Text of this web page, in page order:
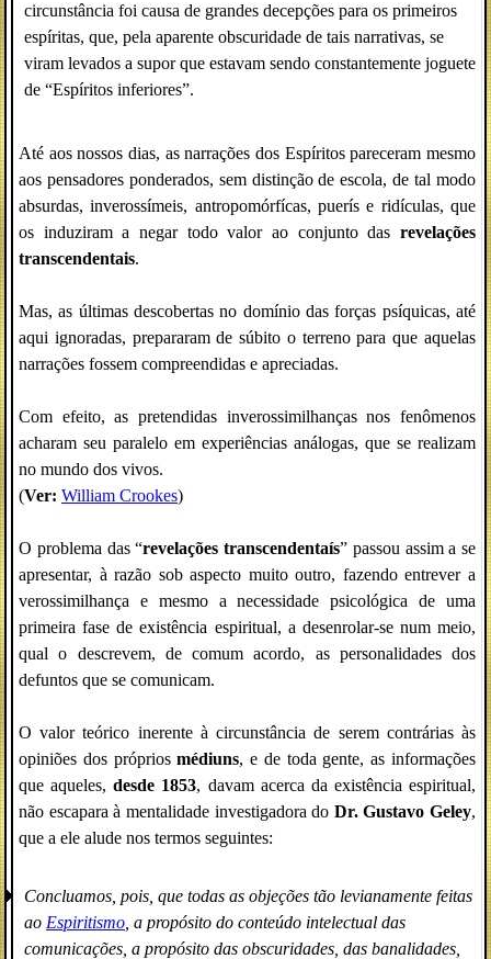
circunstância foi causa de grandes decepções para os primeiros
espíritas, que, pela aparente obscuridade de tais narrativas, se
viram levados a supor que estavam sendo constantemente joguete
de “Espíritos inferiores”.
Até aos nossos dias, as narrações dos Espíritos pareceram mesmo
aos pensadores ponderados, sem distinção de escola, de tal modo
absurdas, inverossímeis, antropomórfícas, puerís e ridículas, que
os induziram a negar todo valor ao conjunto das revelações
transcendentais.
Mas, as últimas descobertas no domínio das forças psíquicas, até
aqui ignoradas, prepararam de súbito o terreno para que aquelas
narrações fossem compreendidas e apreciadas.
Com efeito, as pretendidas inverossimilhanças nos fenômenos
acharam seu paralelo em experiências análogas, que se realizam
no mundo dos vivos.
(Ver: William Crookes)
O problema das “revelações transcendentaís” passou assim a se
apresentar, à razão sob aspecto muito outro, fazendo entrever a
verossimilhança e mesmo a necessidade psicológica de uma
primeira fase de existência espiritual, a desenrolar-se num meio,
qual o descrevem, de comum acordo, as personalidades dos
defuntos que se comunicam.
O valor teórico inerente à circunstância de serem contrárias às
opiniões dos própriosmédiuns, e de toda gente, as informações
que aqueles,desde 1853, davam acerca da existência espiritual,
não escapara à mentalidade investigadora do Dr. Gustavo Geley,
que a ele alude nos termos seguintes:
Concluamos, pois, que todas as objeções tão levianamente feitas
ao Espiritismo , a propósito do conteúdo intelectual das
comunicações, a propósito das obscuridades, das banalidades,